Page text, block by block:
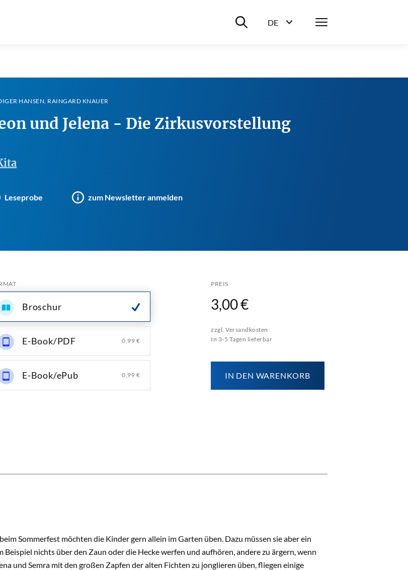
Suche ein-/ausblenden
DE
Menü
HANSEN, RAINGARD KNAUER
und Jelena - Die Zirkusvorstellung
Leseprobe zum Newsletter anmelden
Broschur
E-Book/PDF 0,99 €
E-Book/ePub 0,99 €
PREIS
3,00 €
zzgl. Versandkosten
In 3-5 Tagen lieferbar
IN DEN WARENKORB
Sommerfest möchten die Kinder gern allein im Garten üben. Dazu müssen sie aber ein
Beispiel nichts über den Zaun oder die Hecke werfen und aufhören, andere zu ärgern, wenn
und Semra mit den großen Zapfen der alten Fichten zu jonglieren üben, fliegen einige